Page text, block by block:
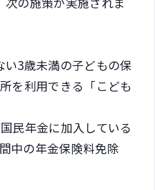
3歳未満の子どもの保
を利用できる「こども
民年金に加入している
中の年金保険料免除